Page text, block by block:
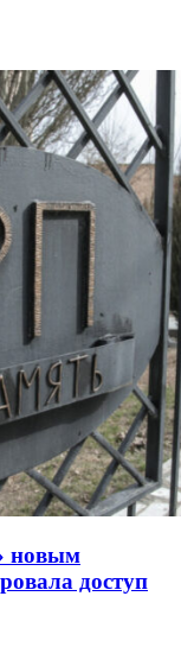
новым
доступ